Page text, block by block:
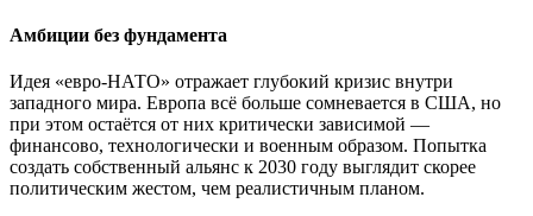
Амбиции без фундамента
Идея «евро-НАТО» отражает глубокий кризис внутри
западного мира. Европа всё больше сомневается в США, но
при этом остаётся от них критически зависимой —
финансово, технологически и военным образом. Попытка
создать собственный альянс к 2030 году выглядит скорее
политическим жестом, чем реалистичным планом.